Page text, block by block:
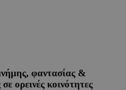
φαντασίας &
ορεινές κοινότητες